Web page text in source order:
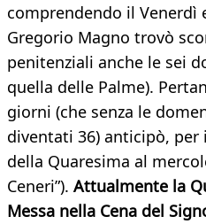
comprendendo il Venerdì
Gregorio Magno trovò
penitenziali anche le sei
quella delle Palme).
giorni (che senza le
diventati 36) anticipò, per
della Quaresima al
Ceneri”). Attualmente la
Messa nella Cena del